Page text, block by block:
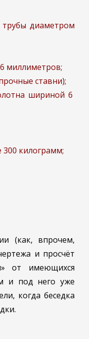
диаметром
миллиметров;
ставни);
шириной 6
килограмм;
(как, впрочем,
и просчёт
от имеющихся
и под него уже
когда беседка